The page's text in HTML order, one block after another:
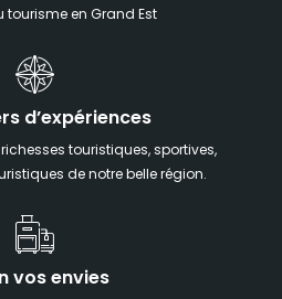
tourisme en Grand Est
d’expériences
touristiques, sportives,
de notre belle région.
vos envies